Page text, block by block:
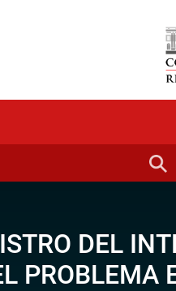
DEL
PROBLEMA